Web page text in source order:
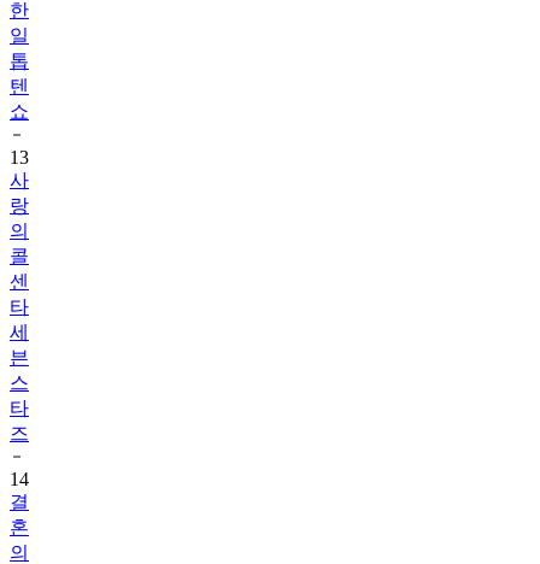
한
일
톱
텐
쇼
13
사
랑
의
콜
센
타
세
븐
스
타
즈
14
결
혼
의